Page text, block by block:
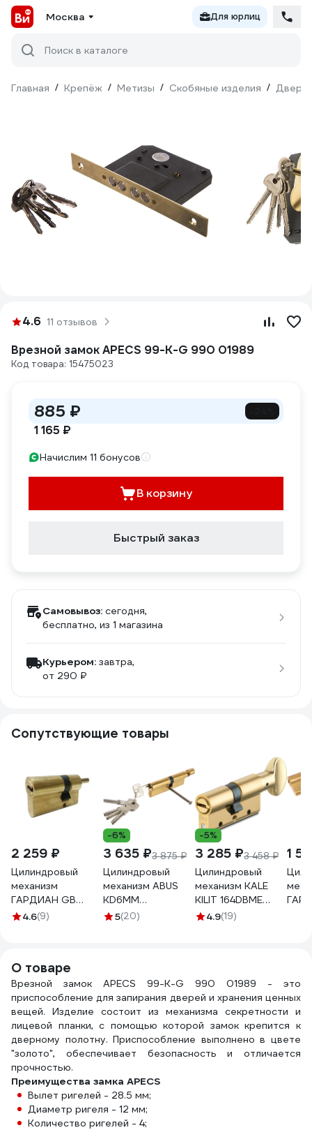
Москва Для юрлиц
Поиск в каталоге
Главная / Крепёж / Метизы / Скобяные изделия /
4.6 11 отзывов
Врезной замок APECS 99-K-G 990 01989
Код товара: 15475023
885 ₽
1 165 ₽
Начислим 11 бонусов
В корзину
Быстрый заказ
Самовывоз: сегодня,
бесплатно, из 1 магазина
Курьером: завтра,
от 290 ₽
Сопутствующие товары
2 259 ₽
Цилиндровый
механизм
ГАРДИАН GB
67/36/31V/ G 5 кл.
4.6(9)
-6%
3 635 ₽3 875 ₽
Цилиндровый
механизм ABUS
KD6MM
Z50/K40KD W/5
5(20)
-5%
3 285 ₽3 458 ₽
Цилиндровый
механизм KALE
KILIT 164DBME
30+10+30M:
4.9(19)
1
О товаре
Врезной замок APECS 99-K-G 990 01989 - это
приспособление для запирания дверей и хранения ценных
вещей. Изделие состоит из механизма секретности и
лицевой планки, с помощью которой замок крепится к
дверному полотну. Приспособление выполнено в цвете
"золото", обеспечивает безопасность и отличается
прочностью.
Преимущества замка APECS
Вылет ригелей - 28.5 мм;
Диаметр ригеля - 12 мм;
Количество ригелей - 4;